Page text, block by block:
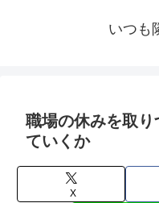
いつも
職場の休みを取り
ていくか
X